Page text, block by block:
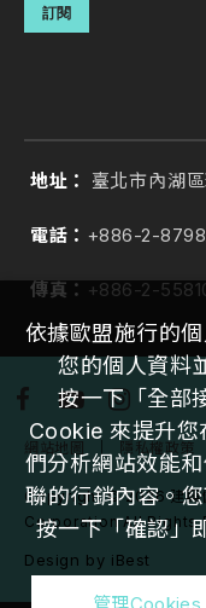
訂閱
地址： 臺北市內湖
電話： +886-2-
傳真： +886-2-
Copyright © 2026 建
Corporation All Rights
Design by iBest
網站地圖 隱私權政策
依據歐盟施行的
您的個人資料
按一下「全部
Cookie 來提升您
們分析網站效能
聯的行銷內容。
按一下「確認」